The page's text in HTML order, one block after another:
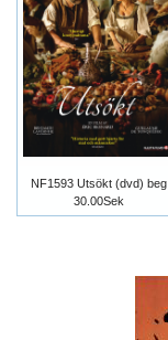
NF1593 Utsökt (dvd) beg
30.00Sek